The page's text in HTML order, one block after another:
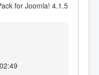
for Joomla! 4.1.5